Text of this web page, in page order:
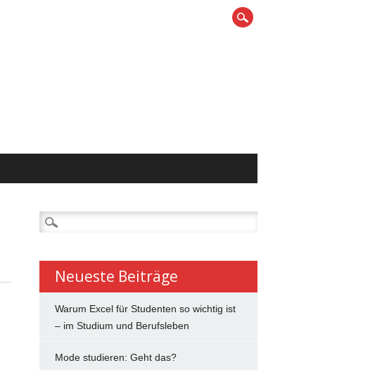
Suchen
nach:
Neueste Beiträge
Warum Excel für Studenten so wichtig ist
– im Studium und Berufsleben
Mode studieren: Geht das?